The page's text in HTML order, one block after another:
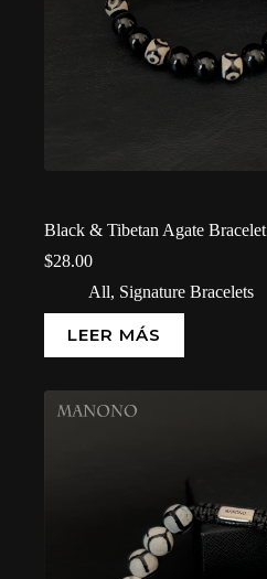
Black & Tibetan Agate Bracelet
$28.00
All, Signature Bracelets
LEER MÁS